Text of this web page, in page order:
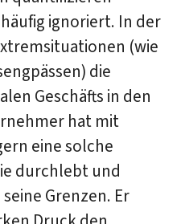
ignoriert. In der
(wie
die
Geschäfts in den
hat mit
eine solche
durchlebt und
Grenzen. Er